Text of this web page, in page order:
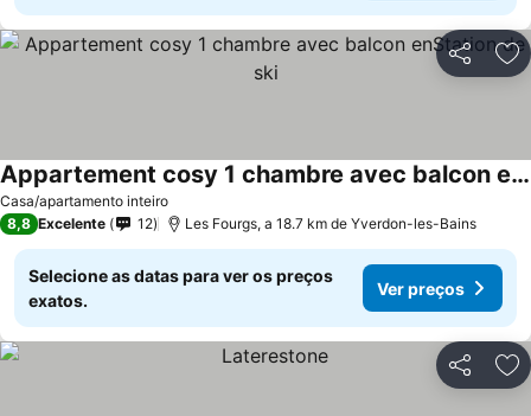
Partilhar
Casa/apartamento inteiro
Appartement cosy 1 chambre avec balcon enStation de ski
8,8 Excelente 12 Les Fourgs, a 18.7 km de Yverdon-les-Bains
Selecione as datas para ver os preços
exatos.
Ver preços
Partilhar